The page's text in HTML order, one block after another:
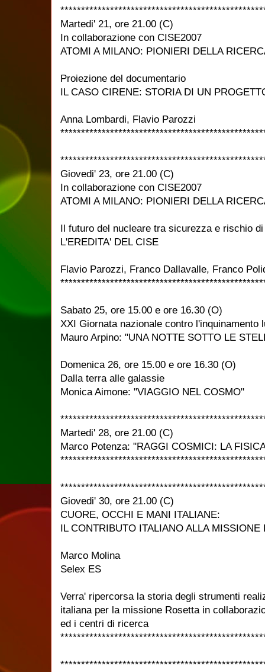
Martedi' 21, ore 21.00 (C)
In collaborazione con CISE2007
ATOMI A MILANO: PIONIERI DELLA
Proiezione del documentario
IL CASO CIRENE: STORIA DI UN
Anna Lombardi, Flavio Parozzi
Giovedi' 23, ore 21.00 (C)
In collaborazione con CISE2007
ATOMI A MILANO: PIONIERI DELLA
Il futuro del nucleare tra sicurezza e rischio
L'EREDITA' DEL CISE
Flavio Parozzi, Franco Dallavalle, Franco
Sabato 25, ore 15.00 e ore 16.30 (O)
XXI Giornata nazionale contro l'inquinamento
Mauro Arpino: "UNA NOTTE SOTTO LE
Domenica 26, ore 15.00 e ore 16.30 (O)
Dalla terra alle galassie
Monica Aimone: "VIAGGIO NEL COSMO"
Martedi' 28, ore 21.00 (C)
Marco Potenza: "RAGGI COSMICI: LA
Giovedi' 30, ore 21.00 (C)
CUORE, OCCHI E MANI ITALIANE:
IL CONTRIBUTO ITALIANO ALLA MISSIONE
Marco Molina
Selex ES
Verra' ripercorsa la storia degli strumenti
italiana per la missione Rosetta in
ed i centri di ricerca